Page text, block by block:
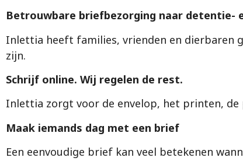
Betrouwbare briefbezorging naar detentie-
Inlettia heeft families, vrienden en dierbaren
zijn.
Schrijf online. Wij regelen de rest.
Inlettia zorgt voor de envelop, het printen,
Maak iemands dag met een brief
Een eenvoudige brief kan veel betekenen